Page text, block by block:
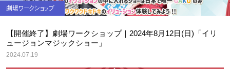
劇場ワークショップ
【開催終了】劇場ワークショップ｜2024年8月12日(日)「イリ
ュージョンマジックショー」
2024.07.19